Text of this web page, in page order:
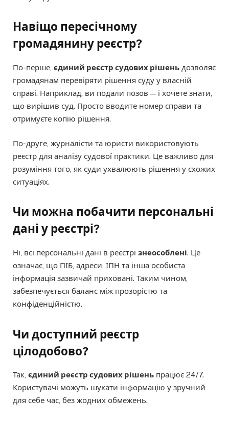
Навіщо пересічному
громадянину реєстр?
По-перше, єдиний реєстр судових рішень дозволяє
громадянам перевіряти рішення суду у власній
справі. Наприклад, ви подали позов — і хочете знати,
що вирішив суд. Просто вводите номер справи та
отримуєте копію рішення.
По-друге, журналісти та юристи використовують
реєстр для аналізу судової практики. Це важливо для
розуміння того, як суди ухвалюють рішення у схожих
ситуаціях.
Чи можна побачити персональні
дані у реєстрі?
Ні, всі персональні дані в реєстрі знеособлені. Це
означає, що ПІБ, адреси, ІПН та інша особиста
інформація зазвичай приховані. Таким чином,
забезпечується баланс між прозорістю та
конфіденційністю.
Чи доступний реєстр
цілодобово?
Так, єдиний реєстр судових рішень працює 24/7.
Користувачі можуть шукати інформацію у зручний
для себе час, без жодних обмежень.